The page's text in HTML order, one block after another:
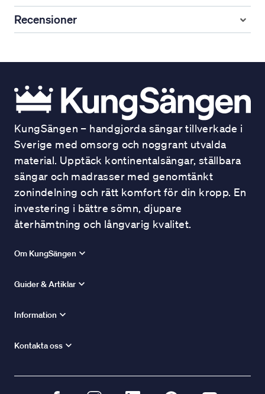
Recensioner
KungSängen – handgjorda sängar tillverkade i
Sverige med omsorg och noggrant utvalda
material. Upptäck kontinentalsängar, ställbara
sängar och madrasser med genomtänkt
zonindelning och rätt komfort för din kropp. En
investering i bättre sömn, djupare
återhämtning och långvarig kvalitet.
Om KungSängen
Guider & Artiklar
Information
Kontakta oss